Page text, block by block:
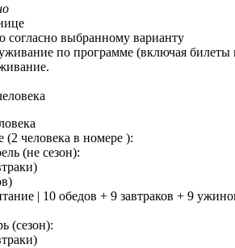
согласно выбранному варианту
по программе (включая
(2 человека в номере ):
(не сезон):
| 10 обедов + 9 завтраков + 9
(сезон):